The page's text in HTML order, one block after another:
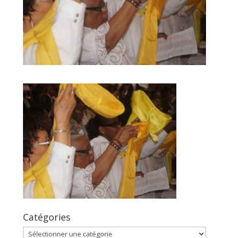
Catégories
Catégories